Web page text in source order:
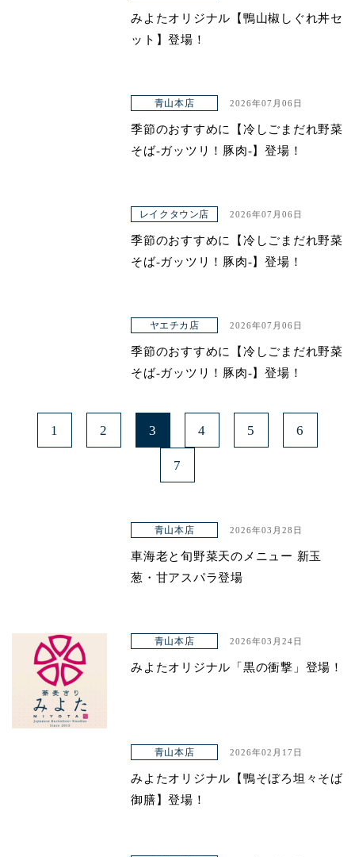
与野店
アクセス
青山本店
与野店
みよたオリジナル【鴨山椒しぐれ丼セ
ット】登場！
青山本店 2026年07月06日
季節のおすすめに【冷しごまだれ野菜
そば-ガッツリ！豚肉-】登場！
レイクタウン店 2026年07月06日
季節のおすすめに【冷しごまだれ野菜
そば-ガッツリ！豚肉-】登場！
ヤエチカ店 2026年07月06日
季節のおすすめに【冷しごまだれ野菜
そば-ガッツリ！豚肉-】登場！
1 2 3 4 5 6
7
青山本店 2026年03月28日
車海老と旬野菜天のメニュー 新玉
葱・甘アスパラ登場
青山本店 2026年03月24日
みよたオリジナル「黒の衝撃」登場！
青山本店 2026年02月17日
みよたオリジナル【鴨そぼろ坦々そば
御膳】登場！